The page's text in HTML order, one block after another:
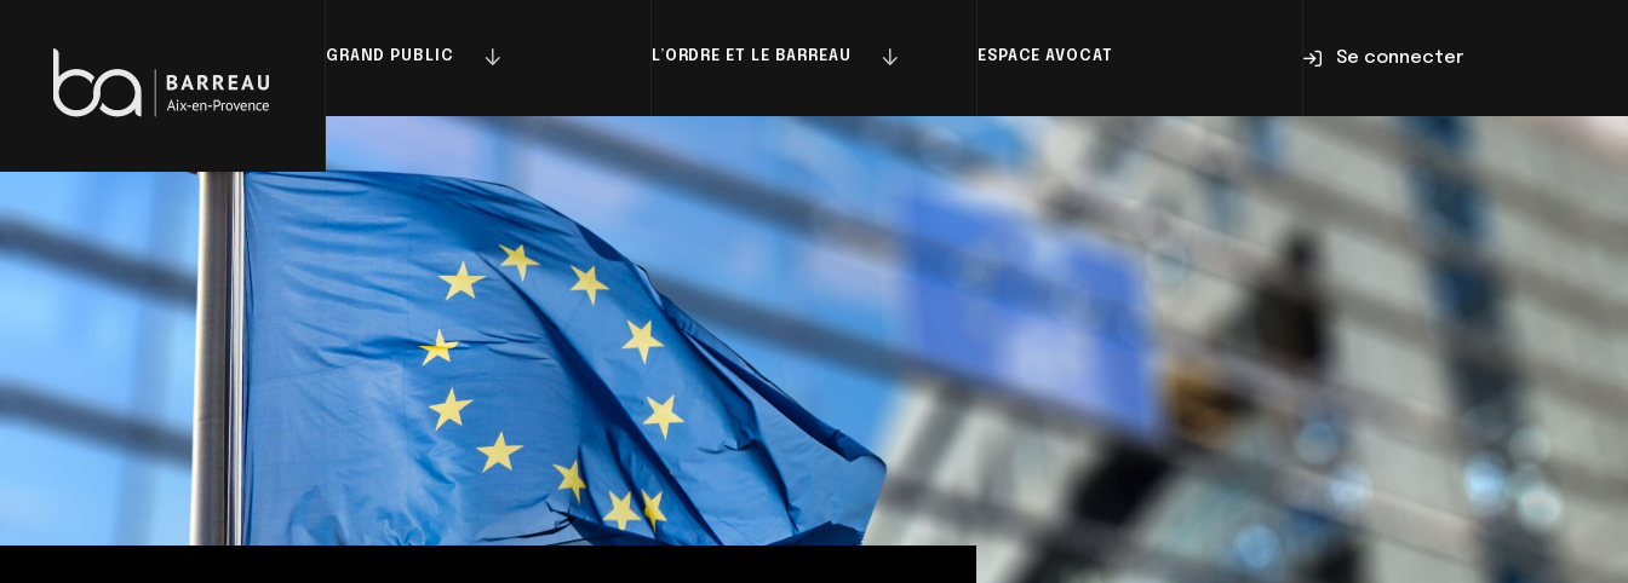
content
GRAND PUBLIC L’ORDRE ET LE BARREAU ESPACE AVOCAT Se connecter